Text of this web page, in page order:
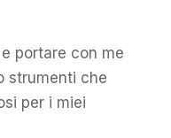
portare con me
strumenti che
per i miei